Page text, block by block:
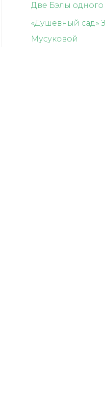
Две Бэлы одного
«Душевный сад»
Мусуковой